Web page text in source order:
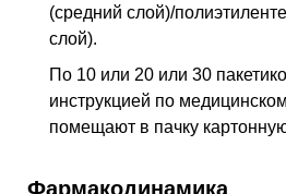
(средний слой)/
слой).
По 10 или 20 или 30
инструкцией по
помещают в пачку
Фармакодинамика